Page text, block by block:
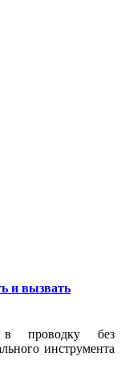
и вызвать
в проводку без
инструмента